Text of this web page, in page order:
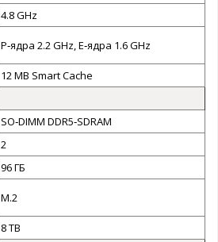
4.8 GHz
P‑ядра 2.2 GHz, E‑ядра 1.6 GHz
12 MB Smart Cache
SO‑DIMM DDR5‑SDRAM
2
96 ГБ
M.2
8 TB